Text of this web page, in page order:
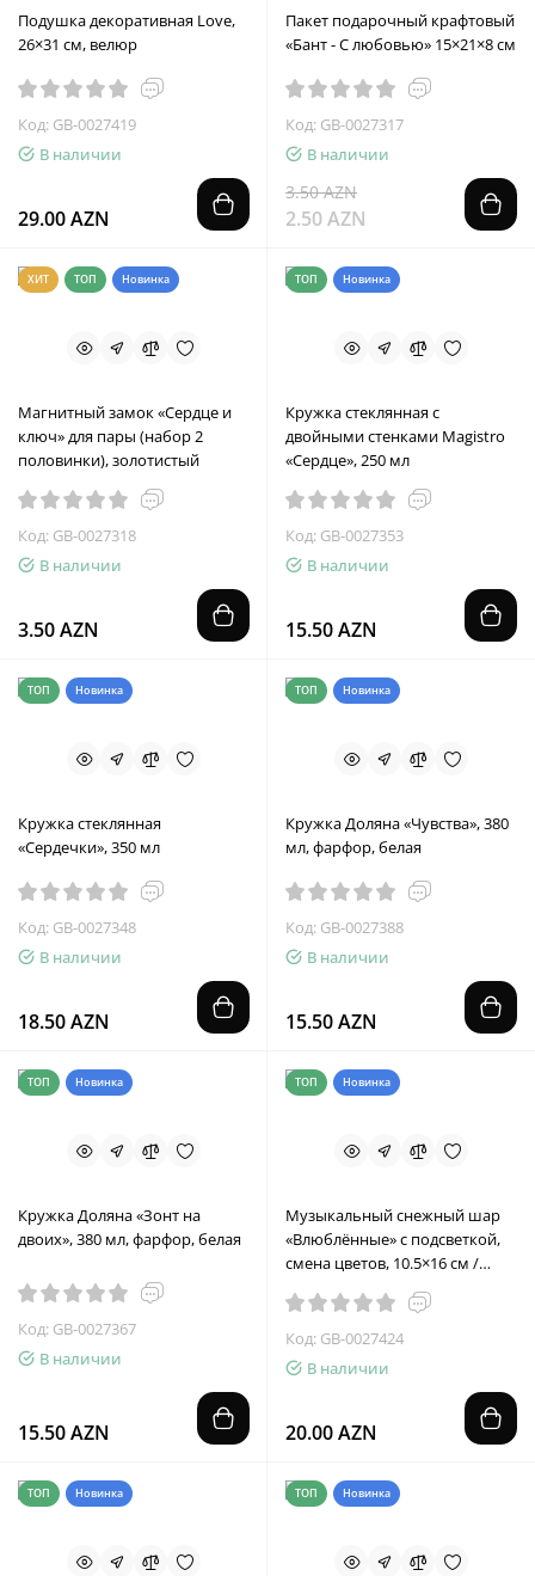
Подушка декоративная Love,
26×31 см, велюр
Код: GB-0027419
В наличии
29.00 AZN
Пакет подарочный крафтовый
«Бант - С любовью» 15×21×8 см
Код: GB-0027317
В наличии
3.50 AZN
2.50 AZN
ХИТ ТОП Новинка
Магнитный замок «Сердце и
ключ» для пары (набор 2
половинки), золотистый
Код: GB-0027318
В наличии
3.50 AZN
ТОП Новинка
Кружка стеклянная с
двойными стенками Magistro
«Сердце», 250 мл
Код: GB-0027353
В наличии
15.50 AZN
ТОП Новинка
Кружка стеклянная
«Сердечки», 350 мл
Код: GB-0027348
В наличии
18.50 AZN
ТОП Новинка
Кружка Доляна «Чувства», 380
мл, фарфор, белая
Код: GB-0027388
В наличии
15.50 AZN
ТОП Новинка
Кружка Доляна «Зонт на
двоих», 380 мл, фарфор, белая
Код: GB-0027367
В наличии
15.50 AZN
ТОП Новинка
Музыкальный снежный шар
«Влюблённые» с подсветкой,
смена цветов, 10.5×16 см /
Код: GB-0027424
В наличии
20.00 AZN
ТОП Новинка ТОП Новинка